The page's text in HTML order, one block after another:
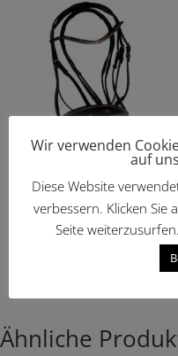
Trensenzaum „Klara
Glitter“
€149,95
Ähnliche
Wir verwenden
auf
Diese Website
verbessern. Klicken Sie
Seite weiterzusurfen.